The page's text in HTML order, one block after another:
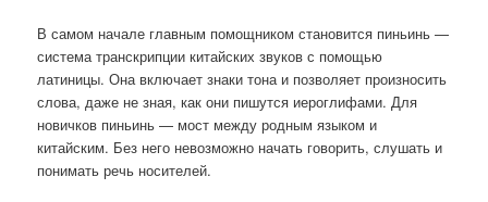
В самом начале главным помощником становится пиньинь —
система транскрипции китайских звуков с помощью
латиницы. Она включает знаки тона и позволяет произносить
слова, даже не зная, как они пишутся иероглифами. Для
новичков пиньинь — мост между родным языком и
китайским. Без него невозможно начать говорить, слушать и
понимать речь носителей.